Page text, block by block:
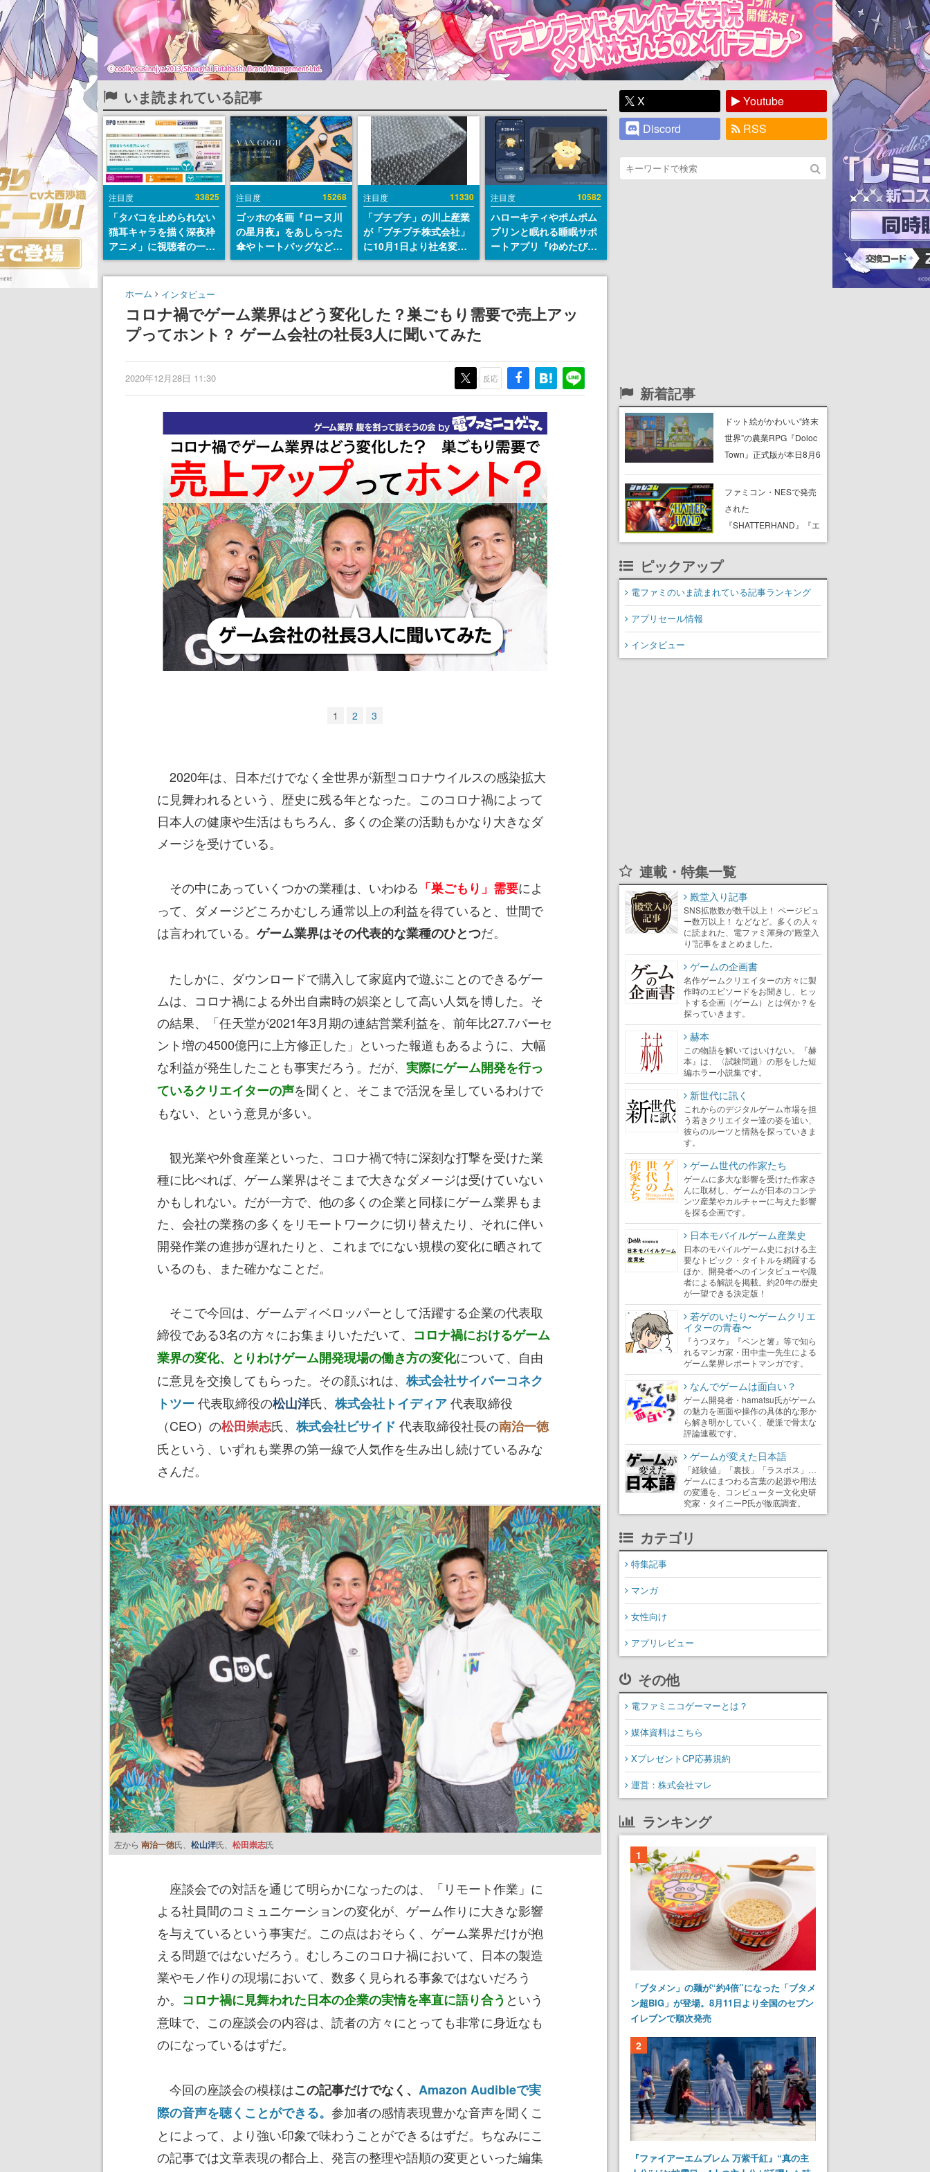
いま読まれている記事
注目度 33825
「タバコを止められない
猫耳キャラを描く深夜枠
アニメ」に視聴者の一部
から批判意見。違法薬物
の使用と思しき描写も含
めて、BPOが議論を交わ
注目度 15268
ゴッホの名画『ローヌ川
の星月夜』をあしらった
傘やトートバッグなどが
登場。8月7日21時より2
日間限定で予約販売
注目度 11330
「プチプチ」の川上産業
が「プチプチ株式会社」
に10月1日より社名変更
へ。創業58年で初めての
変更で、“プチッ”と鳴る
注目度 10582
ハローキティやポムポム
プリンと眠れる睡眠サポ
ートアプリ『ゆめたび』
が配信中。キャラごとの
ASMRや目覚ましアラー
ホーム インタビュー
コロナ禍でゲーム業界はどう変化した？巣ごもり需要で売上アッ
プってホント？ ゲーム会社の社長3人に聞いてみた
2020年12月28日 11:30 反応
1 2 3
2020年は、日本だけでなく全世界が新型コロナウイルスの感染拡大
に見舞われるという、歴史に残る年となった。このコロナ禍によって
日本人の健康や生活はもちろん、多くの企業の活動もかなり大きなダ
メージを受けている。
その中にあっていくつかの業種は、いわゆる 「巣ごもり」需要によ
って、ダメージどころかむしろ通常以上の利益を得ていると、世間で
は言われている。 ゲーム業界はその代表的な業種のひとつだ。
たしかに、ダウンロードで購入して家庭内で遊ぶことのできるゲー
ムは、コロナ禍による外出自粛時の娯楽として高い人気を博した。そ
の結果、「任天堂が2021年3月期の連結営業利益を、前年比27.7パーセ
ント増の4500億円に上方修正した」といった報道もあるように、大幅
な利益が発生したことも事実だろう。だが、 実際にゲーム開発を行っ
ているクリエイターの声を聞くと、そこまで活況を呈しているわけで
もない、という意見が多い。
観光業や外食産業といった、コロナ禍で特に深刻な打撃を受けた業
種に比べれば、ゲーム業界はそこまで大きなダメージは受けていない
かもしれない。だが一方で、他の多くの企業と同様にゲーム業界もま
た、会社の業務の多くをリモートワークに切り替えたり、それに伴い
開発作業の進捗が遅れたりと、これまでにない規模の変化に晒されて
いるのも、また確かなことだ。
そこで今回は、ゲームディベロッパーとして活躍する企業の代表取
締役である3名の方々にお集まりいただいて、 コロナ禍におけるゲーム
業界の変化、とりわけゲーム開発現場の働き方の変化について、自由
に意見を交換してもらった。その顔ぶれは、株式会社サイバーコネク
トツー代表取締役の松山洋氏、株式会社トイディア代表取締役
（CEO）の松田崇志氏、株式会社ビサイド 代表取締役社長の南治一徳
氏という、いずれも業界の第一線で人気作を生み出し続けているみな
さんだ。
左から 南治一徳氏、 松山洋氏、 松田崇志氏
座談会での対話を通じて明らかになったのは、「リモート作業」に
よる社員間のコミュニケーションの変化が、ゲーム作りに大きな影響
を与えているという事実だ。この点はおそらく、ゲーム業界だけが抱
える問題ではないだろう。むしろこのコロナ禍において、日本の製造
業やモノ作りの現場において、数多く見られる事象ではないだろう
か。 コロナ禍に見舞われた日本の企業の実情を率直に語り合う という
意味で、この座談会の内容は、読者の方々にとっても非常に身近なも
のになっているはずだ。
今回の座談会の模様はこの記事だけでなく、 Amazon Audibleで実
際の音声を聴くことができる。 参加者の感情表現豊かな音声を聞くこ
とによって、より強い印象で味わうことができるはずだ。ちなみにこ
の記事では文章表現の都合上、発言の整理や語順の変更といった編集
X
Youtube
Discord
RSS
新着記事
ドット絵がかわいい“終末
世界”の農業RPG『Doloc
Town』正式版が本日8月6
農業で少しずつ再生させ
つつ、建築・釣り・畜
産・冒険も楽しめる
ファミコン・NESで発売
された
『SHATTERHAND』『エ
スパ冒険隊 魔王の砦』
Nintendo Switchで復刻。
「ジャレコレ」シリーズ
ピックアップ
電ファミのいま読まれている記事ランキング
アプリセール情報
インタビュー
連載・特集一覧
殿堂入り記事
SNS拡散数が数千以上！ ページビュ
ー数万以上！ などなど。多くの人々
に読まれた、電ファミ渾身の“殿堂入
り”記事をまとめました。
ゲームの企画書
名作ゲームクリエイターの方々に製
作時のエピソードをお聞きし、ヒッ
トする企画（ゲーム）とは何か？を
探っていきます。
赫本
この物語を解いてはいけない。『赫
本』は、〈試験問題〉の形をした短
編ホラー小説集です。
新世代に訊く
これからのデジタルゲーム市場を担
う若きクリエイター達の姿を追い、
彼らのルーツと情熱を探っていきま
す。
ゲーム世代の作家たち
ゲームに多大な影響を受けた作家さ
んに取材し、ゲームが日本のコンテ
ンツ産業やカルチャーに与えた影響
を探る企画です。
日本モバイルゲーム産業史
日本のモバイルゲーム史における主
要なトピック・タイトルを網羅する
ほか、開発者へのインタビューや識
者による解説を掲載。約20年の歴史
が一望できる決定版！
若ゲのいたり〜ゲームクリエ
イターの青春〜
『うつヌケ』『ペンと箸』等で知ら
れるマンガ家・田中圭一先生による
ゲーム業界レポートマンガです。
なんでゲームは面白い？
ゲーム開発者・hamatsu氏がゲーム
の魅力を画面や操作の具体的な形か
ら解き明かしていく、硬派で骨太な
評論連載です。
ゲームが変えた日本語
「経験値」「裏技」「ラスボス」…
ゲームにまつわる言葉の起源や用法
の変遷を、コンピューター文化史研
究家・タイニーP氏が徹底調査。
カテゴリ
特集記事
マンガ
女性向け
アプリレビュー
その他
電ファミニコゲーマーとは？
媒体資料はこちら
XプレゼントCP応募規約
運営：株式会社マレ
ランキング
1
「ブタメン」の麺が“約4倍”になった「ブタメ
ン超BIG」が登場。8月11日より全国のセブン
イレブンで順次発売
2
『ファイアーエムブレム 万紫千紅』“真の主